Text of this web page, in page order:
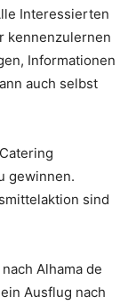
Interessierten
kennenzulernen
Informationen
auch selbst
gewinnen.
sind
Alhama de
Ausflug nach